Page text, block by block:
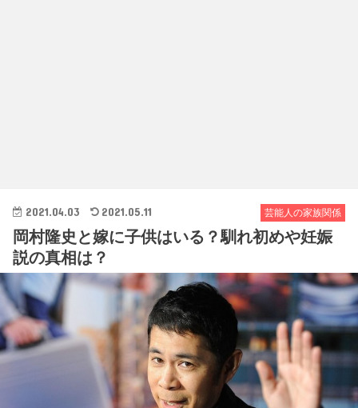
芸能人の家族関係
2021.04.03 2021.05.11
岡村隆史と嫁に子供はいる？馴れ初めや妊娠
説の真相は？